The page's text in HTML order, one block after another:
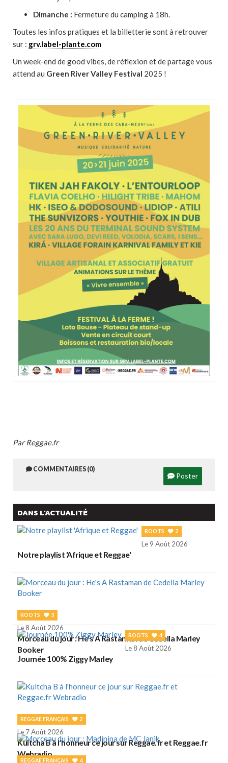
Dimanche : Fermeture du camping à 18h.
Toutes les infos pratiques et la billetterie sont à retrouver
sur : grv.label-plante.com
Un week-end de good vibes, de réflexion et de partage vous
attend au Green River Valley Festival 2025 !
Par Reggae.fr
COMMENTAIRES (0)
Poster
DANS L'ACTUALITÉ
ROOTS 2
Le 9 Août 2026
Notre playlist 'Afrique et Reggae'
ROOTS 3
Le 8 Août 2026
Morceau du jour : He's A Rastaman de Cedella Marley
Booker
ROOTS 4
Le 8 Août 2026
Journée 100% Ziggy Marley
REGGAE FRANÇAIS 2
Le 7 Août 2026
Kultcha B à l'honneur ce jour sur Reggae.fr et Reggae.fr
Webradio
REGGAE FRANÇAIS 4